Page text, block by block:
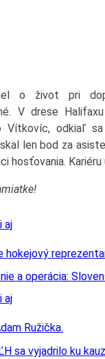
o život pri
V drese
Vítkovíc, odkiaľ
len bod za
hosťovania.
aj
a operácia:
aj
sa vyjadrilo ku